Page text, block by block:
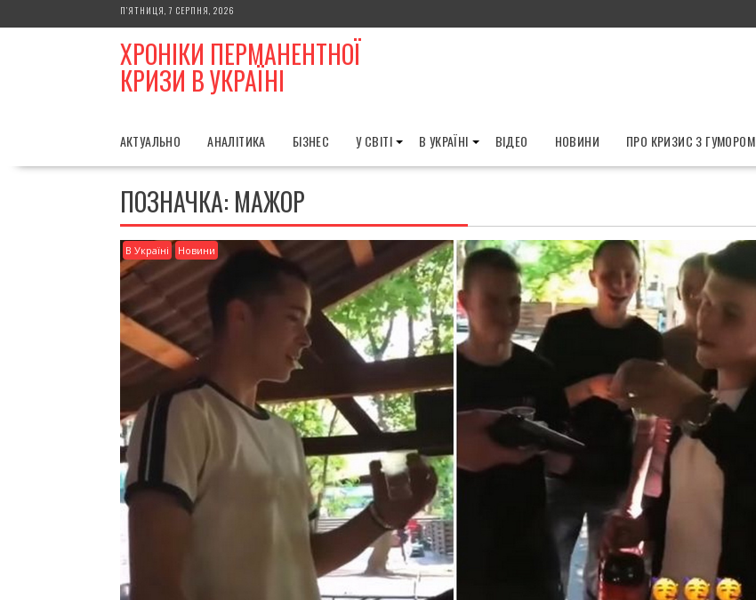
to
П’ЯТНИЦЯ, 7 СЕРПНЯ, 2026
ХРОНІКИ ПЕРМАНЕНТНОЇ
КРИЗИ В УКРАЇНІ
АКТУАЛЬНО АНАЛІТИКА БІЗНЕС У СВІТІ В УКРАЇНІ ВІДЕО НОВИНИ ПРО КРИЗИС З ГУМОРОМ
ПОЗНАЧКА: МАЖОР
В Україні Новини